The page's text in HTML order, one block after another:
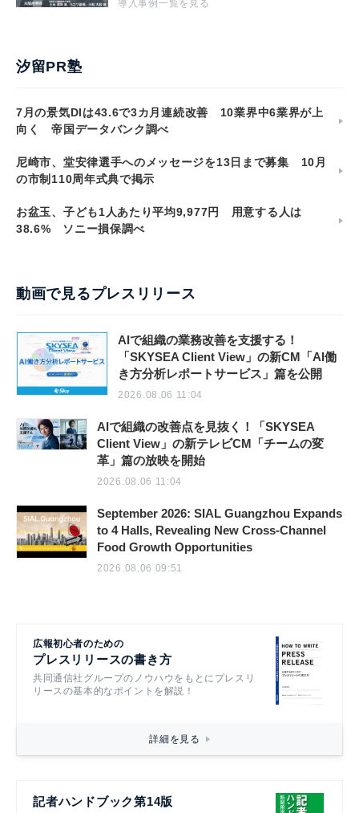
導入事例一覧を見る
汐留PR塾
7月の景気DIは43.6で3カ月連続改善 10業界中6業界が上
向く 帝国データバンク調べ
尼崎市、堂安律選手へのメッセージを13日まで募集 10月
の市制110周年式典で掲示
お盆玉、子ども1人あたり平均9,977円 用意する人は
38.6% ソニー損保調べ
動画で見るプレスリリース
AIで組織の業務改善を支援する！
「SKYSEA Client View」の新CM「AI働
き方分析レポートサービス」篇を公開
2026.08.06 11:04
AIで組織の改善点を見抜く！「SKYSEA
Client View」の新テレビCM「チームの変
革」篇の放映を開始
2026.08.06 11:04
September 2026: SIAL Guangzhou Expands
to 4 Halls, Revealing New Cross-Channel
Food Growth Opportunities
2026.08.06 09:51
広報初心者のための
プレスリリースの書き方
共同通信社グループのノウハウをもとにプレスリ
リースの基本的なポイントを解説！
詳細を見る
記者ハンドブック第14版